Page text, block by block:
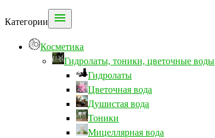
Категории 
Косметика
Гидролаты, тоники, цветочные воды
Гидролаты
Цветочная вода
Душистая вода
Тоники
Мицеллярная вода